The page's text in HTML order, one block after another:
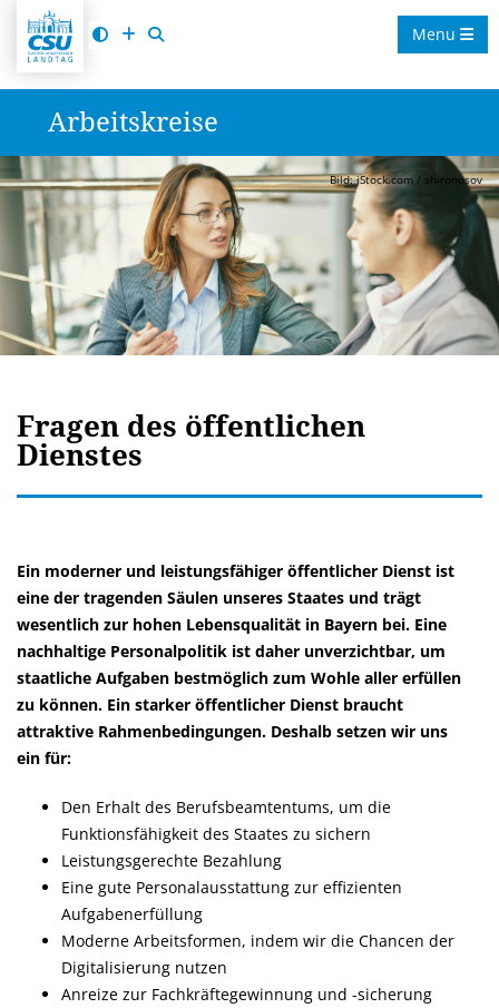
Menu
Arbeitskreise
Bild: iStock.com / shironosov
Fragen des öffentlichen
Dienstes
Ein moderner und leistungsfähiger öffentlicher Dienst ist
eine der tragenden Säulen unseres Staates und trägt
wesentlich zur hohen Lebensqualität in Bayern bei. Eine
nachhaltige Personalpolitik ist daher unverzichtbar, um
staatliche Aufgaben bestmöglich zum Wohle aller erfüllen
zu können. Ein starker öffentlicher Dienst braucht
attraktive Rahmenbedingungen. Deshalb setzen wir uns
ein für:
Den Erhalt des Berufsbeamtentums, um die
Funktionsfähigkeit des Staates zu sichern
Leistungsgerechte Bezahlung
Eine gute Personalausstattung zur effizienten
Aufgabenerfüllung
Moderne Arbeitsformen, indem wir die Chancen der
Digitalisierung nutzen
Anreize zur Fachkräftegewinnung und -sicherung